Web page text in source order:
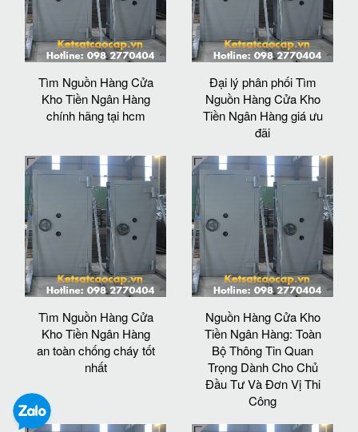
Tìm Nguồn Hàng Cửa
Kho Tiền Ngân Hàng
chính hãng tại hcm
Đại lý phân phối Tìm
Nguồn Hàng Cửa Kho
Tiền Ngân Hàng giá ưu
đãi
Tìm Nguồn Hàng Cửa
Kho Tiền Ngân Hàng
an toàn chống cháy tốt
nhất
Nguồn Hàng Cửa Kho
Tiền Ngân Hàng: Toàn
Bộ Thông Tin Quan
Trọng Dành Cho Chủ
Đầu Tư Và Đơn Vị Thi
Công